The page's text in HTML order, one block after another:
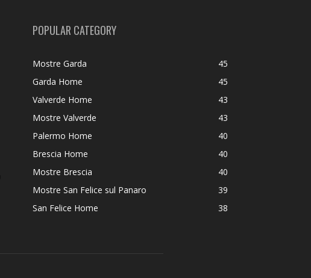
POPULAR CATEGORY
Mostre Garda
45
Garda Home
45
Valverde Home
43
Mostre Valverde
43
Palermo Home
40
Brescia Home
40
Mostre Brescia
40
Mostre San Felice sul Panaro
39
San Felice Home
38